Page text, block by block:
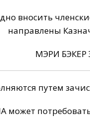
вносить
направлены
МЭРИ
путем